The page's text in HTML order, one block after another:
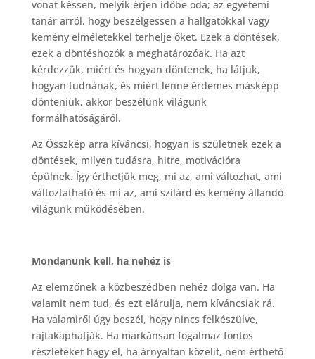
vonat késsen, melyik érjen időbe oda; az egyetemi
tanár arról, hogy beszélgessen a hallgatókkal vagy
kemény elméletekkel terhelje őket. Ezek a döntések,
ezek a döntéshozók a meghatározóak. Ha azt
kérdezzük, miért és hogyan döntenek, ha látjuk,
hogyan tudnának, és miért lenne érdemes másképp
dönteniük, akkor beszélünk világunk
formálhatóságáról.
Az Összkép arra kíváncsi, hogyan is születnek ezek a
döntések, milyen tudásra, hitre, motivációra
épülnek. Így érthetjük meg, mi az, ami változhat, ami
változtatható és mi az, ami szilárd és kemény állandó
világunk működésében.
Mondanunk kell, ha nehéz is
Az elemzőnek a közbeszédben nehéz dolga van. Ha
valamit nem tud, és ezt elárulja, nem kíváncsiak rá.
Ha valamiről úgy beszél, hogy nincs felkészülve,
rajtakaphatják. Ha markánsan fogalmaz fontos
részleteket hagy el, ha árnyaltan közelít, nem érthető